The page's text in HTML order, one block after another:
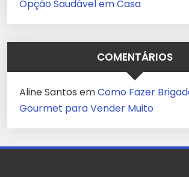
Opção Saudável em Casa
COMENTÁRIOS
Aline Santos emComo Fazer
Gourmet para Vender Muito